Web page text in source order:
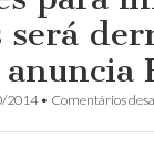
será
anuncia
2014• Comentários